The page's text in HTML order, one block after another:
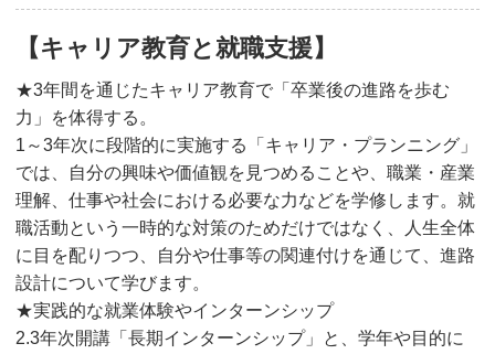
【キャリア教育と就職支援】
★3年間を通じたキャリア教育で「卒業後の進路を歩む
力」を体得する。
1～3年次に段階的に実施する「キャリア・プランニング」
では、自分の興味や価値観を見つめることや、職業・産業
理解、仕事や社会における必要な力などを学修します。就
職活動という一時的な対策のためだけではなく、人生全体
に目を配りつつ、自分や仕事等の関連付けを通じて、進路
設計について学びます。
★実践的な就業体験やインターンシップ
2.3年次開講「長期インターンシップ」と、学年や目的に